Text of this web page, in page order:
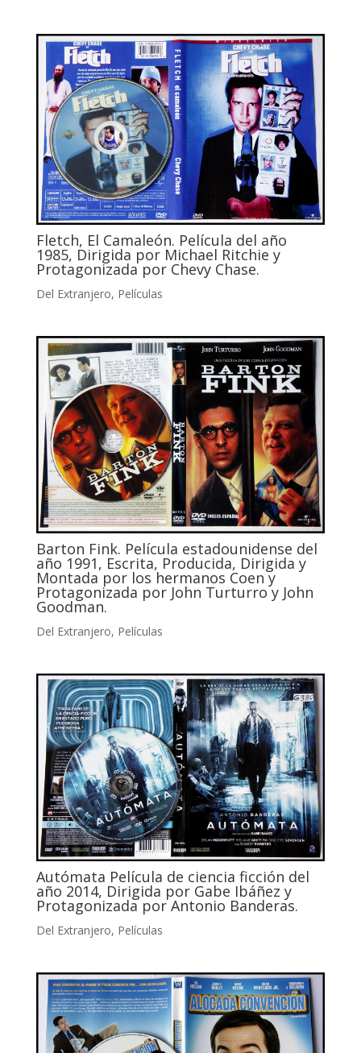
Fletch, El Camaleón. Película del año
1985, Dirigida por Michael Ritchie y
Protagonizada por Chevy Chase.
Del Extranjero, Películas
Barton Fink. Película estadounidense del
año 1991, Escrita, Producida, Dirigida y
Montada por los hermanos Coen y
Protagonizada por John Turturro y John
Goodman.
Del Extranjero, Películas
Autómata Película de ciencia ficción del
año 2014, Dirigida por Gabe Ibáñez y
Protagonizada por Antonio Banderas.
Del Extranjero, Películas